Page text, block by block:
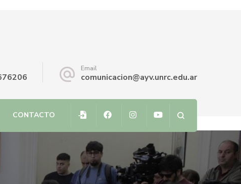
Email
comunicacion@ayv.unrc.edu.ar
CONTACTO